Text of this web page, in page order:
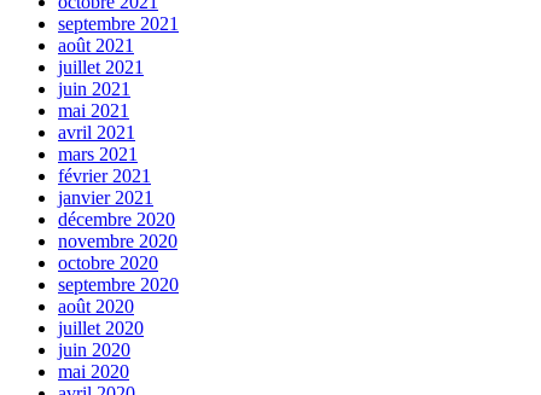
septembre 2021
août 2021
juillet 2021
juin 2021
mai 2021
avril 2021
mars 2021
février 2021
janvier 2021
décembre 2020
novembre 2020
octobre 2020
septembre 2020
août 2020
juillet 2020
juin 2020
mai 2020